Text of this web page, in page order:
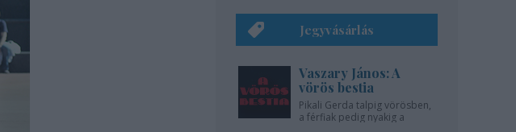
Jegyvásárlás
Vaszary János: A
vörös bestia
Pikali Gerda talpig vörösben,
a férfiak pedig nyakig a